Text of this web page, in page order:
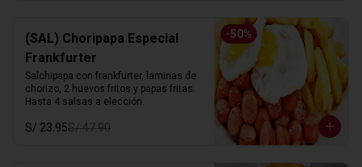
-50%
(SAL) Choripapa Especial
Frankfurter
Salchipapa con frankfurter, laminas de
chorizo, 2 huevos fritos y papas fritas.
Hasta 4 salsas a elección.
S/ 23.95S/ 47.90